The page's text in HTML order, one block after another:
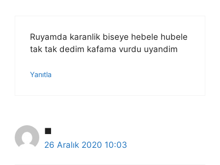
Ruyamda karanlik biseye hebele hubele
tak tak dedim kafama vurdu uyandim
Yanıtla
■
26 Aralık 2020 10:03